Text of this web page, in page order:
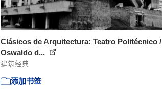
Clásicos de Arquitectura: Teatro Politécnico /
Oswaldo d...
建筑经典
添加书签